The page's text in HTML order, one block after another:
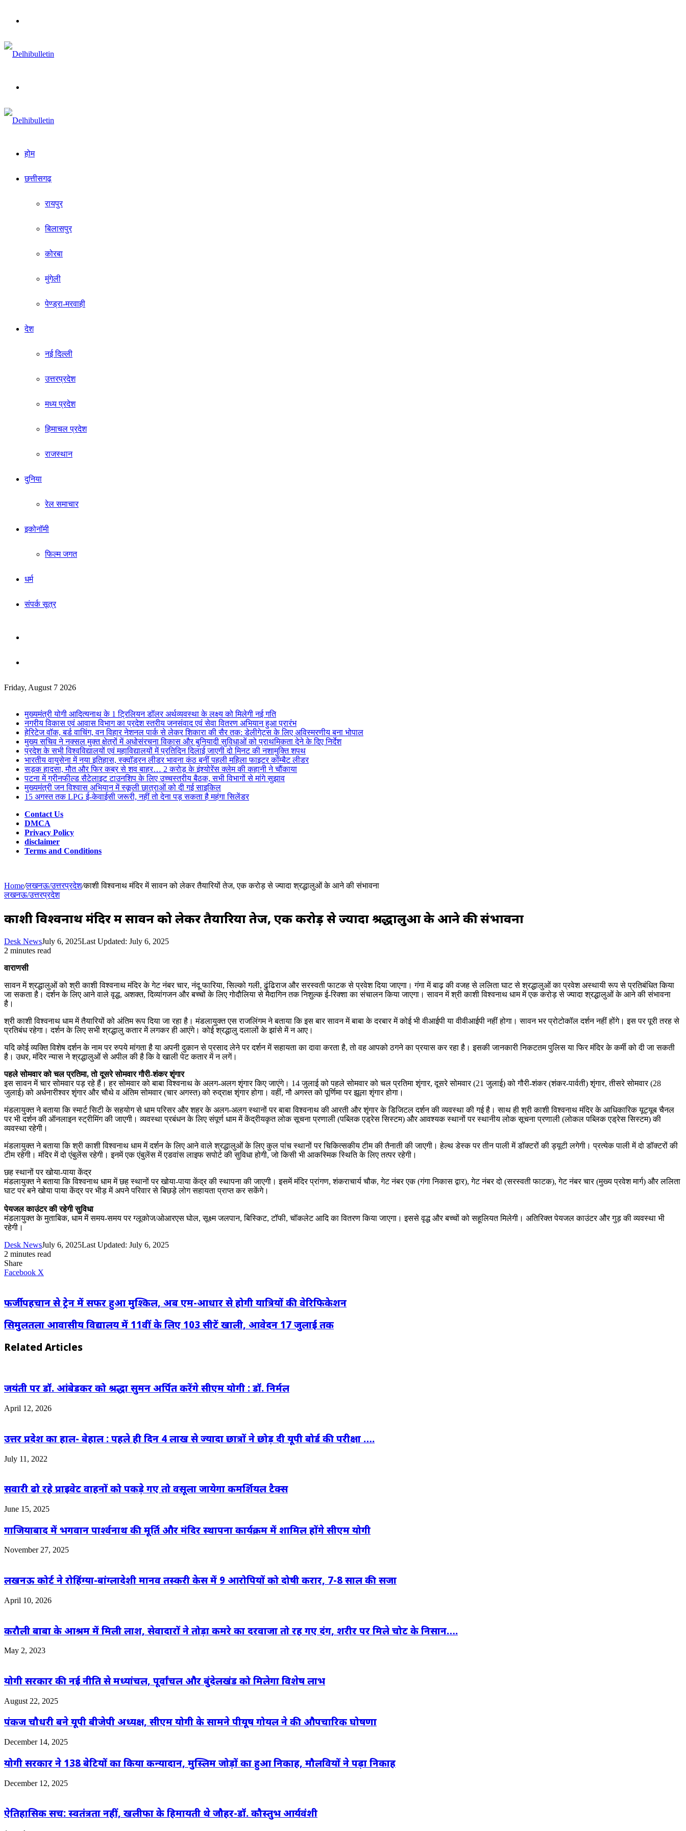
होम
छत्तीसगढ़
रायपुर
बिलासपुर
कोरबा
मुंगेली
पेण्ड्रा-मरवाही
देश
नई दिल्ली
उत्तरप्रदेश
मध्य प्रदेश
हिमाचल प्रदेश
राजस्थान
दुनिया
रेल समाचार
इकोनॉमी
फिल्म जगत
धर्म
संपर्क सूत्र
for
Friday, August 7 2026
मुख्यमंत्री योगी आदित्यनाथ के 1 ट्रिलियन डॉलर अर्थव्यवस्था के लक्ष्य को मिलेगी नई गति
नगरीय विकास एवं आवास विभाग का प्रदेश स्तरीय जनसंवाद एवं सेवा वितरण अभियान हुआ प्रारंभ
हेरिटेज वॉक, बर्ड वाचिंग, वन विहार नेशनल पार्क से लेकर शिकारा की सैर तक: डेलीगेट्स के लिए अविस्मरणीय बना भोपाल
मुख्य सचिव ने नक्सल मुक्त क्षेत्रों में अधोसंरचना विकास और बुनियादी सुविधाओं को प्राथमिकता देने के दिए निर्देश
प्रदेश के सभी विश्वविद्यालयों एवं महाविद्यालयों में प्रतिदिन दिलाई जाएगी दो मिनट की नशामुक्ति शपथ
भारतीय वायुसेना में नया इतिहास, स्क्वॉड्रन लीडर भावना कंठ बनीं पहली महिला फाइटर कॉम्बैट लीडर
सड़क हादसा, मौत और फिर कब्र से शव बाहर… 2 करोड़ के इंश्योरेंस क्लेम की कहानी ने चौंकाया
पटना में ग्रीनफील्ड सैटेलाइट टाउनशिप के लिए उच्चस्तरीय बैठक, सभी विभागों से मांगे सुझाव
मुख्यमंत्री जन विश्वास अभियान में स्कूली छात्राओं को दी गई साइकिल
15 अगस्त तक LPG ई-केवाईसी जरूरी, नहीं तो देना पड़ सकता है महंगा सिलेंडर
Contact Us
DMCA
Privacy Policy
disclaimer
Terms and Conditions
Home/लखनऊ/उत्तरप्रदेश/काशी विश्वनाथ मंदिर में सावन को लेकर तैयारियों तेज, एक करोड़ से ज्यादा श्रद्धालुओं के आने की संभावना
लखनऊ/उत्तरप्रदेश
काशी विश्वनाथ मंदिर में सावन को लेकर तैयारियों तेज, एक करोड़ से ज्यादा श्रद्धालुओं के आने की संभावना
Desk NewsJuly 6, 2025Last Updated: July 6, 2025
2 minutes read
वाराणसी
सावन में श्रद्धालुओं को श्री काशी विश्वनाथ मंदिर के गेट नंबर चार, नंदू फारिया, सिल्को गली, ढुंढिराज और सरस्वती फाटक से प्रवेश दिया जाएगा। गंगा में बाढ़ की वजह से ललिता घाट से श्रद्धालुओं का प्रवेश अस्थायी रूप से प्रतिबंधित किया
जा सकता है। दर्शन के लिए आने वाले वृद्ध, अशक्त, दिव्यांगजन और बच्चों के लिए गोदौलिया से मैदागिन तक निशुल्क ई-रिक्शा का संचालन किया जाएगा। सावन में श्री काशी विश्वनाथ धाम में एक करोड़ से ज्यादा श्रद्धालुओं के आने की संभावना
है।
श्री काशी विश्वनाथ धाम में तैयारियों को अंतिम रूप दिया जा रहा है। मंडलायुक्त एस राजलिंगम ने बताया कि इस बार सावन में बाबा के दरबार में कोई भी वीआईपी या वीवीआईपी नहीं होगा। सावन भर प्रोटोकॉल दर्शन नहीं होंगे। इस पर पूरी तरह से
प्रतिबंध रहेगा। दर्शन के लिए सभी श्रद्धालु कतार में लगकर ही आएंगे। कोई श्रद्धालु दलालों के झांसे में न आए।
यदि कोई व्यक्ति विशेष दर्शन के नाम पर रुपये मांगता है या अपनी दुकान से प्रसाद लेने पर दर्शन में सहायता का दावा करता है, तो वह आपको ठगने का प्रयास कर रहा है। इसकी जानकारी निकटतम पुलिस या फिर मंदिर के कर्मी को दी जा सकती
है। उधर, मंदिर न्यास ने श्रद्धालुओं से अपील की है कि वे खाली पेट कतार में न लगें।
पहले सोमवार को चल प्रतिमा, तो दूसरे सोमवार गौरी-शंकर शृंगार
इस सावन में चार सोमवार पड़ रहे हैं। हर सोमवार को बाबा विश्वनाथ के अलग-अलग शृंगार किए जाएंगे। 14 जुलाई को पहले सोमवार को चल प्रतिमा शृंगार, दूसरे सोमवार (21 जुलाई) को गौरी-शंकर (शंकर-पार्वती) शृंगार, तीसरे सोमवार (28
जुलाई) को अर्धनारीश्वर शृंगार और चौथे व अंतिम सोमवार (चार अगस्त) को रुद्राक्ष शृंगार होगा। वहीं, नौ अगस्त को पूर्णिमा पर झूला शृंगार होगा।
मंडलायुक्त ने बताया कि स्मार्ट सिटी के सहयोग से धाम परिसर और शहर के अलग-अलग स्थानों पर बाबा विश्वनाथ की आरती और शृंगार के डिजिटल दर्शन की व्यवस्था की गई है। साथ ही श्री काशी विश्वनाथ मंदिर के आधिकारिक यूट्यूब चैनल
पर भी दर्शन की ऑनलाइन स्ट्रीमिंग की जाएगी। व्यवस्था प्रबंधन के लिए संपूर्ण धाम में केंद्रीयकृत लोक सूचना प्रणाली (पब्लिक एड्रेस सिस्टम) और आवश्यक स्थानों पर स्थानीय लोक सूचना प्रणाली (लोकल पब्लिक एड्रेस सिस्टम) की
व्यवस्था रहेगी।
मंडलायुक्त ने बताया कि श्री काशी विश्वनाथ धाम में दर्शन के लिए आने वाले श्रद्धालुओं के लिए कुल पांच स्थानों पर चिकित्सकीय टीम की तैनाती की जाएगी। हेल्थ डेस्क पर तीन पाली में डॉक्टरों की ड्यूटी लगेगी। प्रत्येक पाली में दो डॉक्टरों की
टीम रहेगी। मंदिर में दो एंबुलेंस रहेगी। इनमें एक एंबुलेंस में एडवांस लाइफ सपोर्ट की सुविधा होगी, जो किसी भी आकस्मिक स्थिति के लिए तत्पर रहेगी।
छह स्थानों पर खोया-पाया केंद्र
मंडलायुक्त ने बताया कि विश्वनाथ धाम में छह स्थानों पर खोया-पाया केंद्र की स्थापना की जाएगी। इसमें मंदिर प्रांगण, शंकराचार्य चौक, गेट नंबर एक (गंगा निकास द्वार), गेट नंबर दो (सरस्वती फाटक), गेट नंबर चार (मुख्य प्रवेश मार्ग) और ललिता
घाट पर बने खोया पाया केंद्र पर भीड़ में अपने परिवार से बिछड़े लोग सहायता प्राप्त कर सकेंगे।
पेयजल काउंटर की रहेगी सुविधा
मंडलायुक्त के मुताबिक, धाम में समय-समय पर ग्लूकोज/ओआरएस घोल, सूक्ष्म जलपान, बिस्किट, टॉफी, चॉकलेट आदि का वितरण किया जाएगा। इससे वृद्ध और बच्चों को सहूलियत मिलेगी। अतिरिक्त पेयजल काउंटर और गुड़ की व्यवस्था भी
रहेगी।
Desk NewsJuly 6, 2025Last Updated: July 6, 2025
2 minutes read
Share
Facebook X
फर्जी पहचान से ट्रेन में सफर हुआ मुश्किल, अब एम-आधार से होगी यात्रियों की वेरिफिकेशन
सिमुलतला आवासीय विद्यालय में 11वीं के लिए 103 सीटें खाली, आवेदन 17 जुलाई तक
Related Articles
जयंती पर डॉ. आंबेडकर को श्रद्धा सुमन अर्पित करेंगे सीएम योगी : डॉ. निर्मल
April 12, 2026
उत्तर प्रदेश का हाल- बेहाल : पहले ही दिन 4 लाख से ज्यादा छात्रों ने छोड़ दी यूपी बोर्ड की परीक्षा ….
July 11, 2022
सवारी ढो रहे प्राइवेट वाहनों को पकड़े गए तो वसूला जायेगा कमर्शियल टैक्स
June 15, 2025
गाजियाबाद में भगवान पार्श्वनाथ की मूर्ति और मंदिर स्थापना कार्यक्रम में शामिल होंगे सीएम योगी
November 27, 2025
लखनऊ कोर्ट ने रोहिंग्या-बांग्लादेशी मानव तस्करी केस में 9 आरोपियों को दोषी करार, 7-8 साल की सजा
April 10, 2026
करौली बाबा के आश्रम में मिली लाश, सेवादारों ने तोड़ा कमरे का दरवाजा तो रह गए दंग, शरीर पर मिले चोट के निसान….
May 2, 2023
योगी सरकार की नई नीति से मध्यांचल, पूर्वांचल और बुंदेलखंड को मिलेगा विशेष लाभ
August 22, 2025
पंकज चौधरी बने यूपी बीजेपी अध्यक्ष, सीएम योगी के सामने पीयूष गोयल ने की औपचारिक घोषणा
December 14, 2025
योगी सरकार ने 138 बेटियों का किया कन्यादान, मुस्लिम जोड़ों का हुआ निकाह, मौलवियों ने पढ़ा निकाह
December 12, 2025
ऐतिहासिक सच: स्वतंत्रता नहीं, खलीफा के हिमायती थे जौहर-डॉ. कौस्तुभ आर्यवंशी